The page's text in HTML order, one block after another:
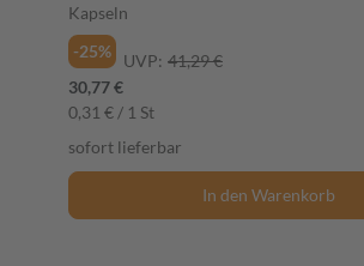
Kapseln
-25%
UVP: 41,29 €
30,77 €
0,31 € / 1 St
sofort lieferbar
In den Warenkorb